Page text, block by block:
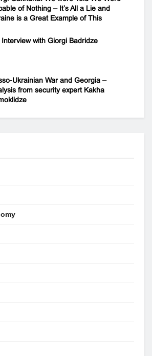
of Nothing – It’s All a Lie and
is a Great Example of This
with Giorgi Badridze
Ukrainian War and Georgia –
from security expert Kakha